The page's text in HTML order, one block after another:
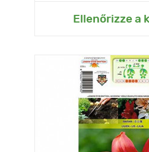
Ellenőrizze a